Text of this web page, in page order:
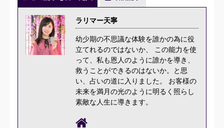
ラリマー天寧
幼少期の不思議な体験を誰かの為に役
立てれるのではないか、 この能力を使
って、私も恩人のように誰かを導き、
救うことができるのはないか。と思
い、占いの道に入りました。 お客様の
未来を満月の光のように明るく照らし
素敵な人生に導きます。